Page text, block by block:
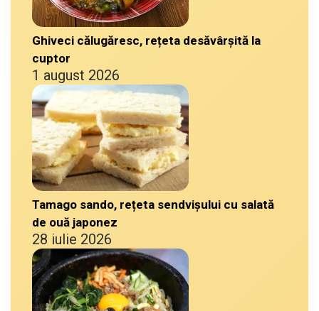
Ghiveci călugăresc, rețeta desăvârșită la
cuptor
1 august 2026
Tamago sando, rețeta sendvișului cu salată
de ouă japonez
28 iulie 2026